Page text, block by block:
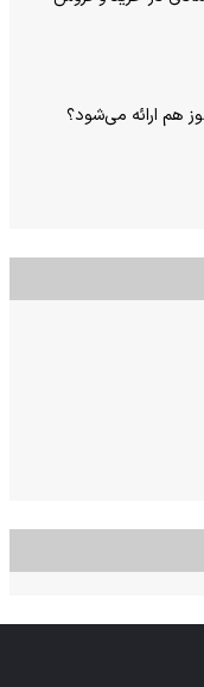
هم ارائه می‌شود؟